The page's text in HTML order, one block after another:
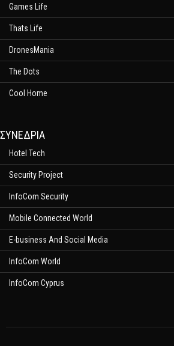
Games Life
Thats Life
DronesMania
The Dots
Cool Home
ΣΥΝΕΔΡΙΑ
Hotel Tech
Security Project
InfoCom Security
Mobile Connected World
E-business And Social Media
InfoCom World
InfoCom Cyprus